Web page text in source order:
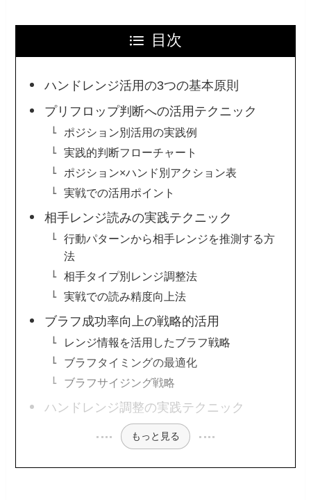
目次
ハンドレンジ活用の3つの基本原則
プリフロップ判断への活用テクニック
ポジション別活用の実践例
実践的判断フローチャート
ポジション×ハンド別アクション表
実戦での活用ポイント
相手レンジ読みの実践テクニック
行動パターンから相手レンジを推測する方
法
相手タイプ別レンジ調整法
実戦での読み精度向上法
ブラフ成功率向上の戦略的活用
レンジ情報を活用したブラフ戦略
ブラフタイミングの最適化
ブラフサイジング戦略
ハンドレンジ調整の実践テクニック
もっと見る